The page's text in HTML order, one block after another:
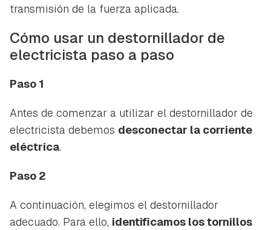
transmisión de la fuerza aplicada.
Cómo usar un destornillador de
electricista paso a paso
Paso 1
Antes de comenzar a utilizar el destornillador de
electricista debemos desconectar la corriente
eléctrica.
Paso 2
A continuación, elegimos el destornillador
adecuado. Para ello, identificamos los tornillos